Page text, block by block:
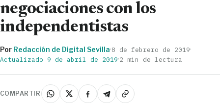
negociaciones con los
independentistas
Por Redacción de Digital Sevilla·8 de febrero de 2019·
Actualizado 9 de abril de 2019·2 min de lectura
COMPARTIR